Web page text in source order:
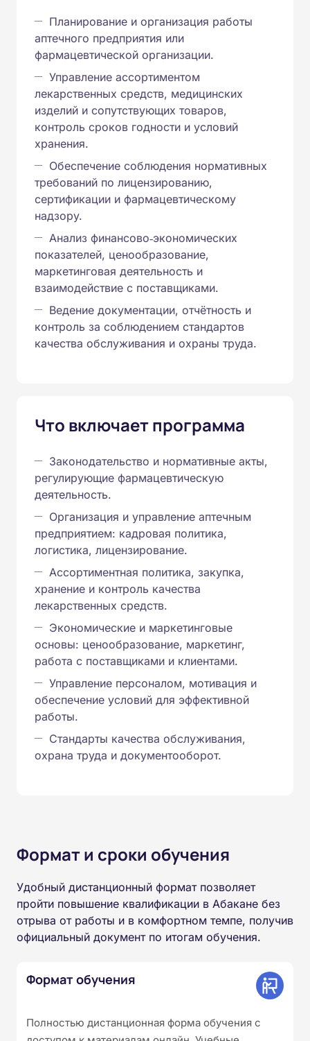
Планирование и организация работы
аптечного предприятия или
фармацевтической организации.
Управление ассортиментом
лекарственных средств, медицинских
изделий и сопутствующих товаров,
контроль сроков годности и условий
хранения.
Обеспечение соблюдения нормативных
требований по лицензированию,
сертификации и фармацевтическому
надзору.
Анализ финансово‑экономических
показателей, ценообразование,
маркетинговая деятельность и
взаимодействие с поставщиками.
Ведение документации, отчётность и
контроль за соблюдением стандартов
качества обслуживания и охраны труда.
Что включает программа
Законодательство и нормативные акты,
регулирующие фармацевтическую
деятельность.
Организация и управление аптечным
предприятием: кадровая политика,
логистика, лицензирование.
Ассортиментная политика, закупка,
хранение и контроль качества
лекарственных средств.
Экономические и маркетинговые
основы: ценообразование, маркетинг,
работа с поставщиками и клиентами.
Управление персоналом, мотивация и
обеспечение условий для эффективной
работы.
Стандарты качества обслуживания,
охрана труда и документооборот.
Формат и сроки обучения
Удобный дистанционный формат позволяет
пройти повышение квалификации в Абакане без
отрыва от работы и в комфортном темпе, получив
официальный документ по итогам обучения.
Формат обучения
Полностью дистанционная форма обучения с